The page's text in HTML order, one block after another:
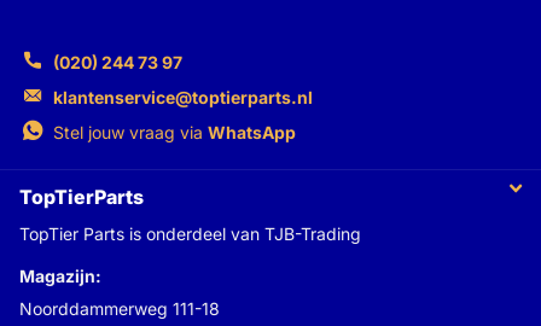
(020) 244 73 97
klantenservice@toptierparts.nl
Stel jouw vraag via WhatsApp
TopTierParts
TopTier Parts is onderdeel van TJB-Trading
Magazijn:
Noorddammerweg 111-18